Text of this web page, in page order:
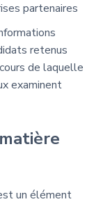
partenaires
retenus
de laquelle
examinent
un élément